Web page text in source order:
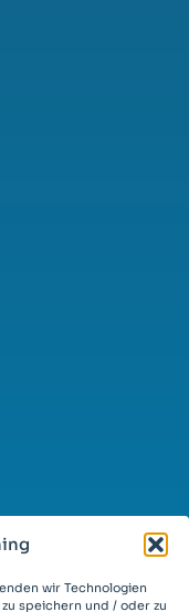
wir Technologien
speichern und / oder zu